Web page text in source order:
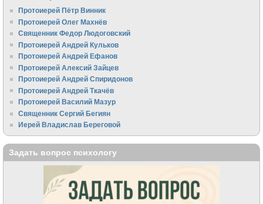
Протоиерей Пётр Винник
Протоиерей Олег Махнёв
Священник Федор Людоговский
Протоиерей Андрей Кульков
Протоиерей Андрей Ефанов
Протоиерей Алексий Зайцев
Протоиерей Андрей Спиридонов
Протоиерей Андрей Ткачёв
Протоиерей Василий Мазур
Священник Сергий Бегиян
Иерей Владислав Береговой
Задать вопрос психологу